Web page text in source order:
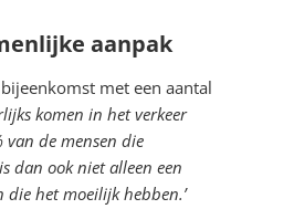
aanpak
met een aantal
komen in het verkeer
van de mensen die
dan ook niet alleen een
die het moeilijk hebben.’